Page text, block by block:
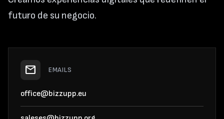
futuro de su negocio.
mail EMAILS
office@bizzupp.eu